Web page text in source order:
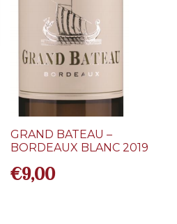
GRAND BATEAU –
BORDEAUX BLANC 2019
€9,00